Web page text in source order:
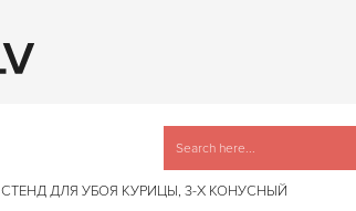
СТЕНД ДЛЯ УБОЯ КУРИЦЫ, 3-Х КОНУСНЫЙ